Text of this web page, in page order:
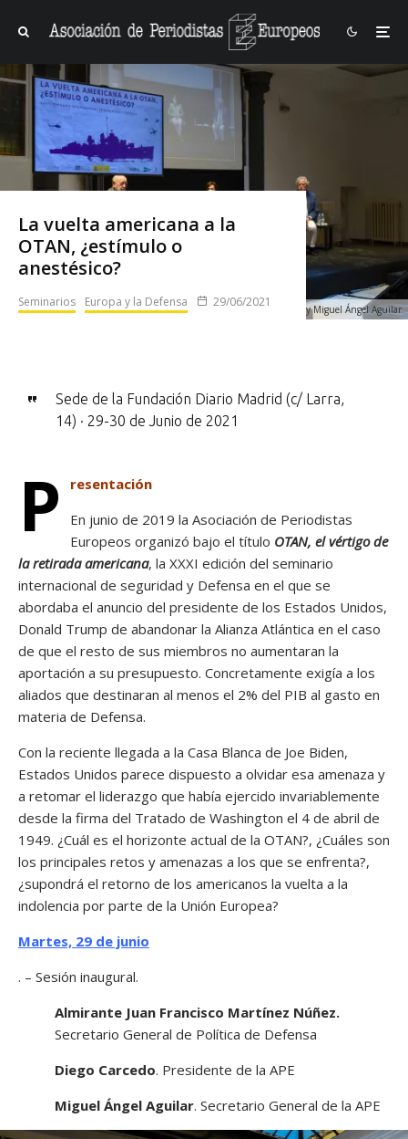
Clausura del seminario con Diego Carcedo, Margarita Robles y Miguel Ángel Aguilar
La vuelta americana a la
OTAN, ¿estímulo o
anestésico?
Seminarios Europa y la Defensa 29/06/2021
Sede de la Fundación Diario Madrid (c/ Larra,
14) · 29-30 de Junio de 2021
P
resentación
En junio de 2019 la Asociación de Periodistas
Europeos organizó bajo el título OTAN, el vértigo de
la retirada americana, la XXXI edición del seminario
internacional de seguridad y Defensa en el que se
abordaba el anuncio del presidente de los Estados Unidos,
Donald Trump de abandonar la Alianza Atlántica en el caso
de que el resto de sus miembros no aumentaran la
aportación a su presupuesto. Concretamente exigía a los
aliados que destinaran al menos el 2% del PIB al gasto en
materia de Defensa.
Con la reciente llegada a la Casa Blanca de Joe Biden,
Estados Unidos parece dispuesto a olvidar esa amenaza y
a retomar el liderazgo que había ejercido invariablemente
desde la firma del Tratado de Washington el 4 de abril de
1949. ¿Cuál es el horizonte actual de la OTAN?, ¿Cuáles son
los principales retos y amenazas a los que se enfrenta?,
¿supondrá el retorno de los americanos la vuelta a la
indolencia por parte de la Unión Europea?
Martes, 29 de junio
. – Sesión inaugural.
Almirante Juan Francisco Martínez Núñez.
Secretario General de Política de Defensa
Diego Carcedo. Presidente de la APE
Miguel Ángel Aguilar. Secretario General de la APE